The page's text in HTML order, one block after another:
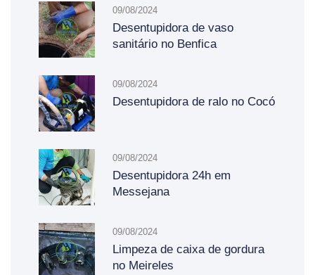
09/08/2024
Desentupidora de vaso
sanitário no Benfica
09/08/2024
Desentupidora de ralo no Cocó
09/08/2024
Desentupidora 24h em
Messejana
09/08/2024
Limpeza de caixa de gordura
no Meireles